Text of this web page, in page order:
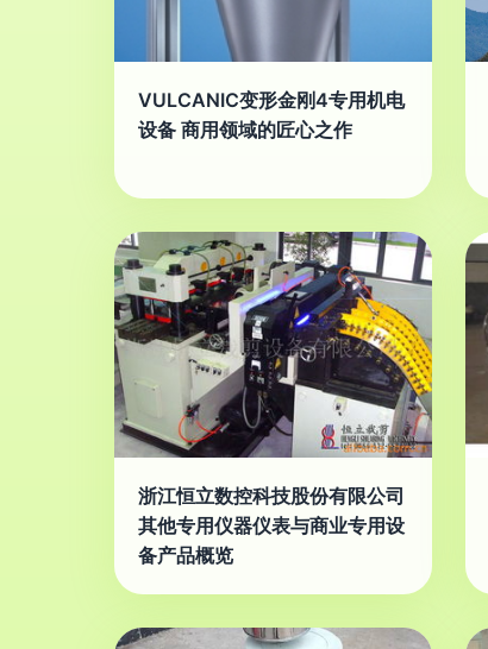
VULCANIC变形金刚4专用机电
设备 商用领域的匠心之作
浙江恒立数控科技股份有限公司
其他专用仪器仪表与商业专用设
备产品概览